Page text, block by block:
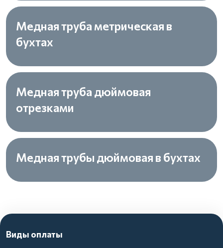
Медная труба метрическая в
бухтах
Медная труба дюймовая
отрезками
Медная трубы дюймовая в бухтах
Виды оплаты